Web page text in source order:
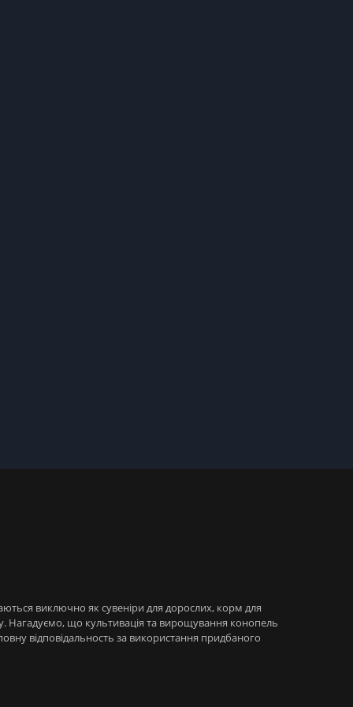
виключно як сувеніри для дорослих, корм для
Нагадуємо, що культивація та вирощування конопель
відповідальность за використання придбаного